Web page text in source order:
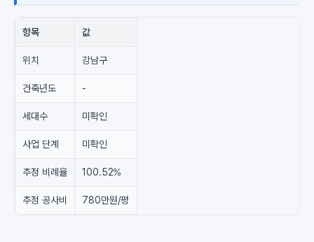
항목 값
위치 강남구
건축년도 -
세대수 미확인
사업 단계 미확인
추정 비례율 100.52%
추정 공사비 780만원/평